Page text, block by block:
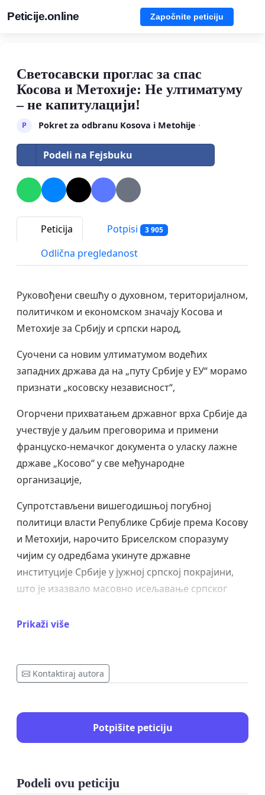
Peticije.online Započnite peticiju
Светосавски проглас за спас
Косова и Метохије: Не ултиматуму
– не капитулацији!
P Pokret za odbranu Kosova i Metohije ·
Podeli na Fejsbuku
Peticija Potpisi 3 905
Odlična pregledanost
Руковођени свешћу о духовном, територијалном,
политичком и економском значају Косова и
Метохије за Србију и српски народ,
Суочени са новим ултиматумом водећих
западних држава да на „путу Србије у ЕУ“ морамо
признати „косовску независност“,
Огорчени прихватањем државног врха Србије да
учествује у даљим преговорима и примени
француско-немачког документа о уласку лажне
државе „Косово“ у све међународне
организације,
Супротстављени вишегодишњој погубној
политици власти Републике Србије према Косову
и Метохији, нарочито Бриселском споразуму
чијим су одредбама укинуте државне
институције Србије у јужној српској покрајини,
што је изазвало масовно исељавање српског
Уверени да је једино решење коначног статуса
у уставно-правни поредак државе Србије, уз
статус суштинске аутономије покрајине, како
Србије,
Уједињени у пружању подршке Србима
Косова и Метохије, где их никада није било,
Prikaži više
Kontaktiraj autora
Potpišite peticiju
Podeli ovu peticiju